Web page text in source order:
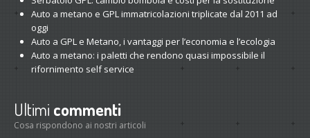
Auto a metano e GPL immatricolazioni triplicate dal 2011 ad
oggi
Auto a GPL e Metano, i vantaggi per l’economia e l’ecologia
Auto a metano: i paletti che rendono quasi impossibile il
rifornimento self service
Ultimi commenti
Cosa rispondono ai nostri articoli